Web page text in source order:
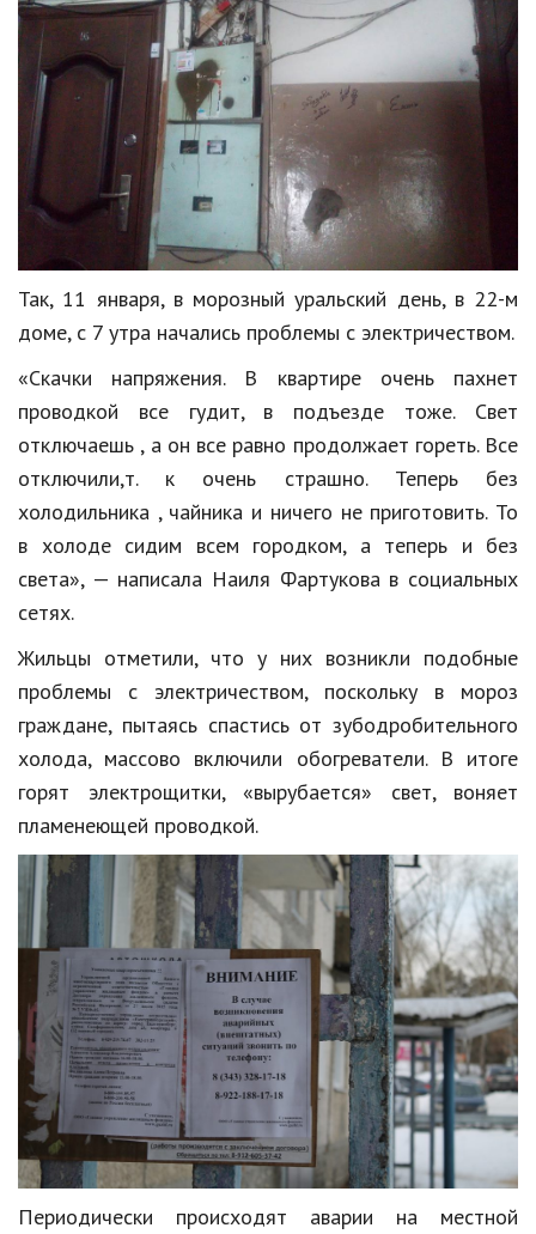
Так, 11 января, в морозный уральский день, в 22-м
доме, с 7 утра начались проблемы с электричеством.
«Скачки напряжения. В квартире очень пахнет
проводкой все гудит, в подъезде тоже. Свет
отключаешь , а он все равно продолжает гореть. Все
отключили,т. к очень страшно. Теперь без
холодильника , чайника и ничего не приготовить. То
в холоде сидим всем городком, а теперь и без
света», — написала Наиля Фартукова в социальных
сетях.
Жильцы отметили, что у них возникли подобные
проблемы с электричеством, поскольку в мороз
граждане, пытаясь спастись от зубодробительного
холода, массово включили обогреватели. В итоге
горят электрощитки, «вырубается» свет, воняет
пламенеющей проводкой.
Периодически происходят аварии на местной